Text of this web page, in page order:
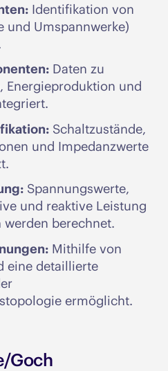
Identifikation von
und Umspannwerke)
Daten zu
Energieproduktion und
Schaltzustände,
und Impedanzwerte
Spannungswerte,
und reaktive Leistung
werden berechnet.
Mithilfe von
eine detaillierte
ermöglicht.
Goch